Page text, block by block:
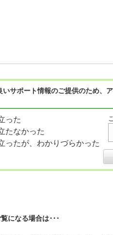
いサポート情報のご提供のため
った
たなかった
ったが、わかりづらかった
になる場合は･･･